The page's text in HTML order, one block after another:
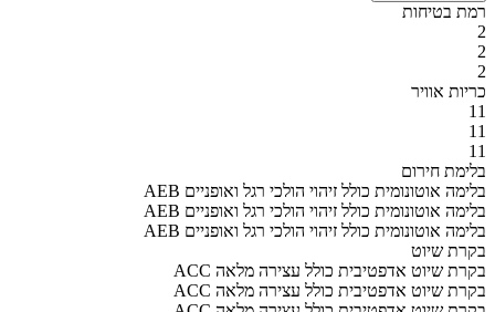
רמת בטיחות
2
2
2
כריות אוויר
11
11
11
בלימת חירום
AEB בלימה אוטונומית כולל זיהוי הולכי רגל ואופניים
AEB בלימה אוטונומית כולל זיהוי הולכי רגל ואופניים
AEB בלימה אוטונומית כולל זיהוי הולכי רגל ואופניים
בקרת שיוט
ACC בקרת שיוט אדפטיבית כולל עצירה מלאה
ACC בקרת שיוט אדפטיבית כולל עצירה מלאה